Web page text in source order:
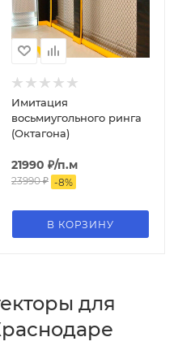
Имитация
восьмиугольного ринга
(Октагона)
21990 ₽/п.м
23990₽ -8%
В КОРЗИНУ
для